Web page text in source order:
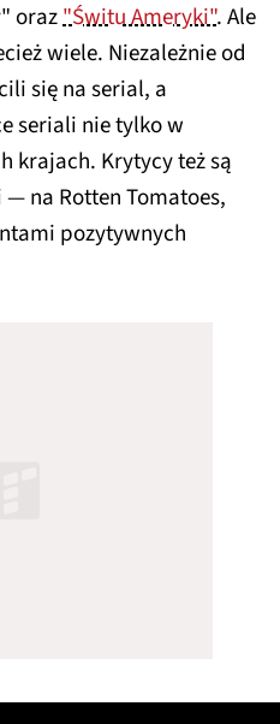
oraz"Świtu Ameryki". Ale
wiele. Niezależnie od
się na serial, a
seriali nie tylko w
krajach. Krytycy też są
na Rotten Tomatoes,
pozytywnych